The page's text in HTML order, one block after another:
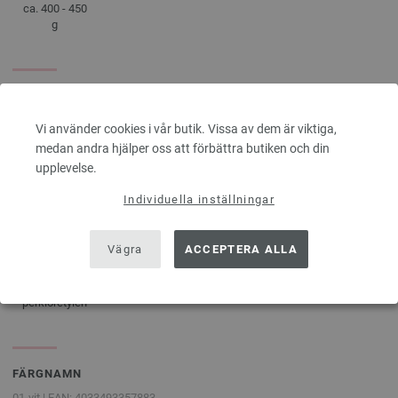
Vi använder cookies i vår butik. Vissa av dem är viktiga,
medan andra hjälper oss att förbättra butiken och din
upplevelse.
Individuella inställningar
Vägra ACCEPTERA ALLA
ca. 400 - 450
g
Kan inte
perkloretylen
Normal tvätt
FÄRGNAMN